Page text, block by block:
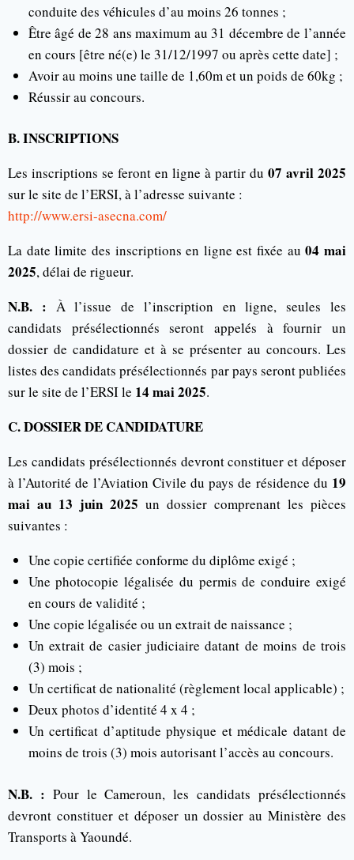
conduite des véhicules d’au moins 26 tonnes ;
Être âgé de 28 ans maximum au 31 décembre de l’année
en cours [être né(e) le 31/12/1997 ou après cette date] ;
Avoir au moins une taille de 1,60m et un poids de 60kg ;
Réussir au concours.
B. INSCRIPTIONS
Les inscriptions se feront en ligne à partir du 07 avril 2025
sur le site de l’ERSI, à l’adresse suivante :
http://www.ersi-asecna.com/
La date limite des inscriptions en ligne est fixée au04 mai
2025, délai de rigueur.
N.B. : À l’issue de l’inscription en ligne, seules les
candidats présélectionnés seront appelés à fournir un
dossier de candidature et à se présenter au concours. Les
listes des candidats présélectionnés par pays seront publiées
sur le site de l’ERSI le 14 mai 2025.
C. DOSSIER DE CANDIDATURE
Les candidats présélectionnés devront constituer et déposer
à l’Autorité de l’Aviation Civile du pays de résidence du 19
mai au 13 juin 2025 un dossier comprenant les pièces
suivantes :
Une copie certifiée conforme du diplôme exigé ;
Une photocopie légalisée du permis de conduire exigé
en cours de validité ;
Une copie légalisée ou un extrait de naissance ;
Un extrait de casier judiciaire datant de moins de trois
(3) mois ;
Un certificat de nationalité (règlement local applicable) ;
Deux photos d’identité 4 x 4 ;
Un certificat d’aptitude physique et médicale datant de
moins de trois (3) mois autorisant l’accès au concours.
N.B. : Pour le Cameroun, les candidats présélectionnés
devront constituer et déposer un dossier au Ministère des
Transports à Yaoundé.